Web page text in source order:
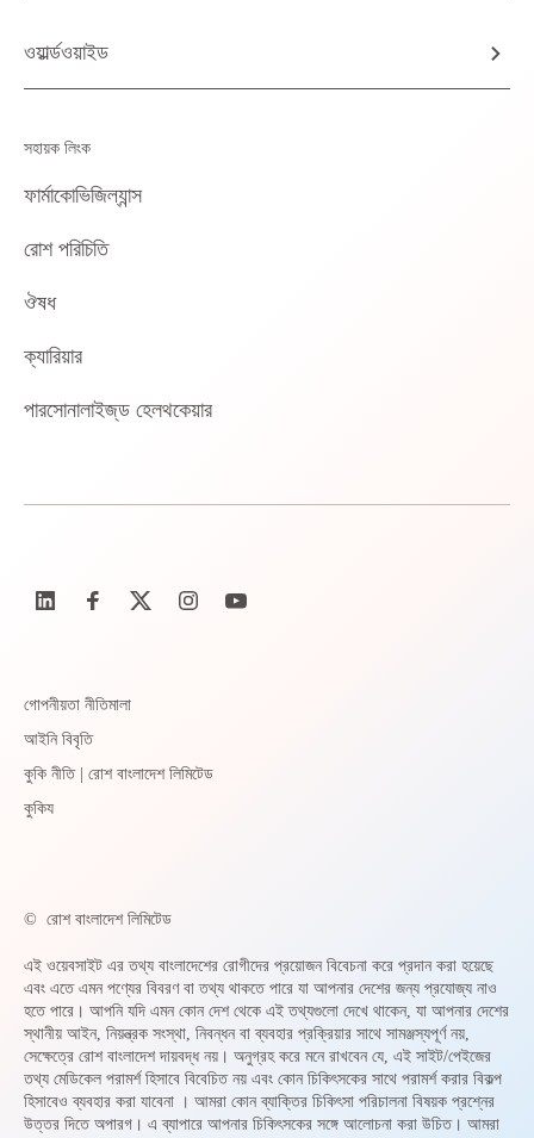
ওয়ার্ল্ডওয়াইড
সহায়ক লিংক
ফার্মাকোভিজিল্যান্স
রোশ পরিচিতি
ঔষধ
ক্যারিয়ার
পারসোনালাইজ্‌ড হেলথকেয়ার
গোপনীয়তা নীতিমালা
আইনি বিবৃতি
কুকি নীতি | রোশ বাংলাদেশ লিমিটেড
কুকিয
© রোশ বাংলাদেশ লিমিটেড
এই ওয়েবসাইট এর তথ্য বাংলাদেশের রোগীদের প্রয়োজন বিবেচনা করে প্রদান করা হয়েছে
এবং এতে এমন পণ্যের বিবরণ বা তথ্য থাকতে পারে যা আপনার দেশের জন্য প্রযোজ্য নাও
হতে পারে। আপনি যদি এমন কোন দেশ থেকে এই তথ্যগুলো দেখে থাকেন, যা আপনার দেশের
স্থানীয় আইন, নিয়ন্ত্রক সংস্থা, নিবন্ধন বা ব্যবহার প্রক্রিয়ার সাথে সামঞ্জস্যপূর্ণ নয়,
সেক্ষেত্রে রোশ বাংলাদেশ দায়বদ্ধ নয়। অনুগ্রহ করে মনে রাখবেন যে, এই সাইট/পেইজের
তথ্য মেডিকেল পরামর্শ হিসাবে বিবেচিত নয় এবং কোন চিকিৎসকের সাথে পরামর্শ করার বিকল্প
হিসাবেও ব্যবহার করা যাবেনা । আমরা কোন ব্যাক্তির চিকিৎসা পরিচালনা বিষয়ক প্রশ্নের
উত্তর দিতে অপারগ। এ ব্যাপারে আপনার চিকিৎসকের সঙ্গে আলোচনা করা উচিত। আমরা